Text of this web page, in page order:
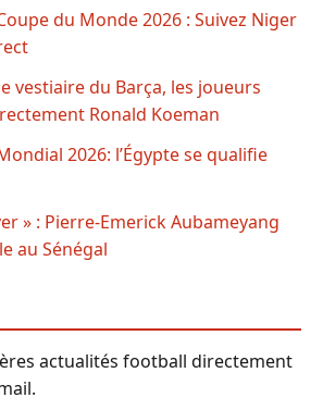
du Monde 2026 : Suivez Niger
vestiaire du Barça, les joueurs
Ronald Koeman
2026: l’Égypte se qualifie
» : Pierre-Emerick Aubameyang
au Sénégal
actualités football directement